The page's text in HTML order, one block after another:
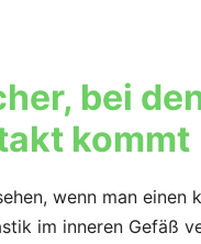
bei
kommt
wenn man
im inneren Gefäß